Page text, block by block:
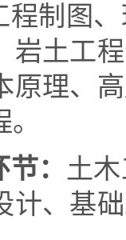
程制图
岩土工
原理、
：
土
计、基